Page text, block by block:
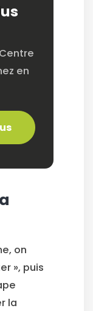
en
on
», puis
la